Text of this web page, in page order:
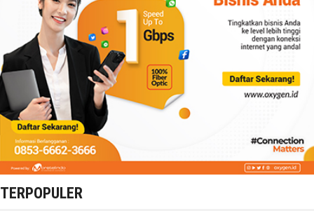
TERPOPULER